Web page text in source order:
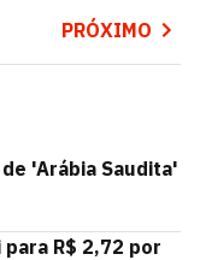
PRÓXIMO
'Arábia Saudita'
R$ 2,72 por